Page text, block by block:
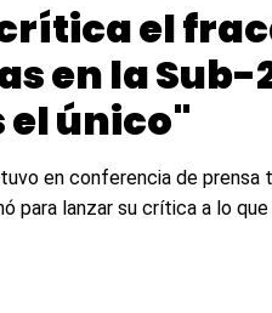
el
en la Sub-
el único"
en conferencia de prensa
para lanzar su crítica a lo